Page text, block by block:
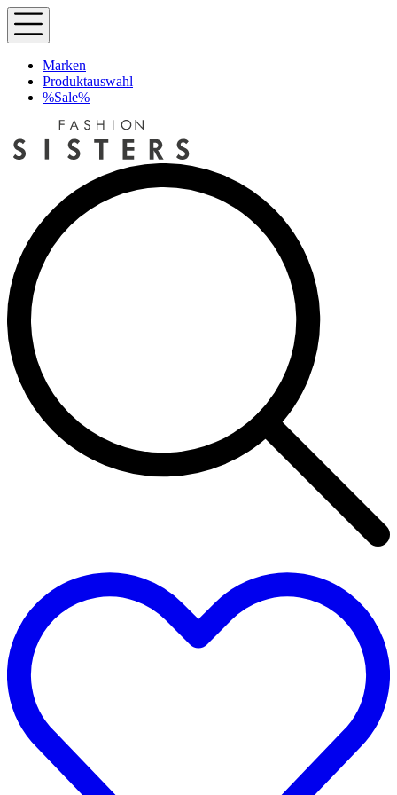
Marken
Produktauswahl
%Sale%